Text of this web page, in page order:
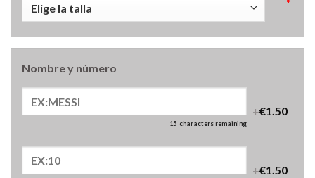
Nombre y número
15 characters remaining
+€1.50
+€1.50